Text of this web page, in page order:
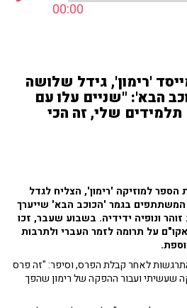
00:00
'רימון', גידל שלושה
הבא': "שניים עלו עם
תלמידים שלי, זה הכי
הספר למוזיקה 'רימון', הצליח לגדל
בגמר 'הכוכב הבא' שייערך
ונופיה ידידיה. בשבוע שעבר, זכו
על תרומה לזמר העברי ולתרבות
לאחר קבלת הפרס, וסיפר: "זה פרס
שעשיתי ועבור ההפקה של רימון שהפך